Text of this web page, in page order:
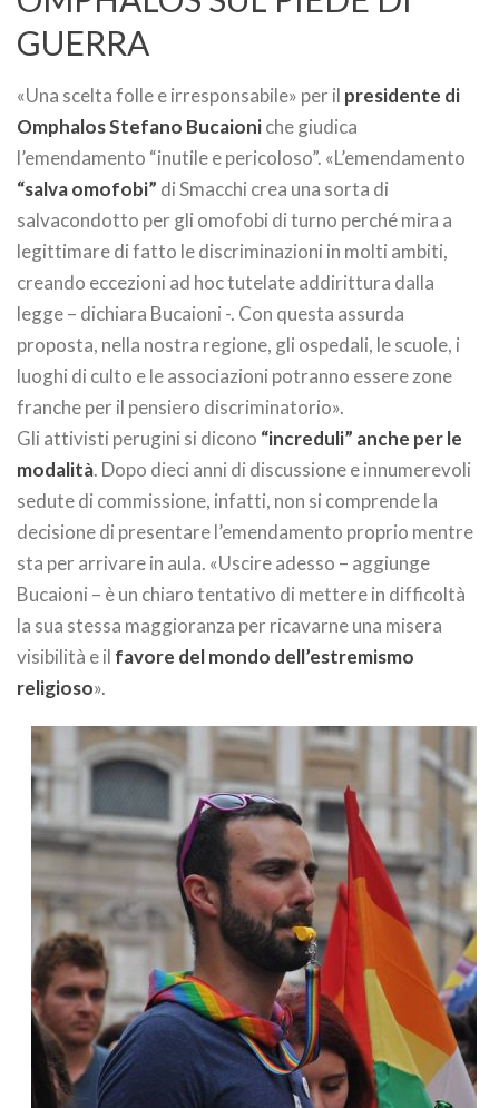
GUERRA
«Una scelta folle e irresponsabile» per il presidente di
Omphalos Stefano Bucaioniche giudica
l’emendamento “inutile e pericoloso”. «L’emendamento
“salva omofobi” di Smacchi crea una sorta di
salvacondotto per gli omofobi di turno perché mira a
legittimare di fatto le discriminazioni in molti ambiti,
creando eccezioni ad hoc tutelate addirittura dalla
legge – dichiara Bucaioni -. Con questa assurda
proposta, nella nostra regione, gli ospedali, le scuole, i
luoghi di culto e le associazioni potranno essere zone
franche per il pensiero discriminatorio».
Gli attivisti perugini si dicono “increduli” anche per le
modalità. Dopo dieci anni di discussione e innumerevoli
sedute di commissione, infatti, non si comprende la
decisione di presentare l’emendamento proprio mentre
sta per arrivare in aula. «Uscire adesso – aggiunge
Bucaioni – è un chiaro tentativo di mettere in difficoltà
la sua stessa maggioranza per ricavarne una misera
visibilità e il favore del mondo dell’estremismo
religioso».